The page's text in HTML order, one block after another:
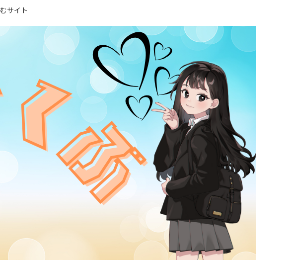
サイト